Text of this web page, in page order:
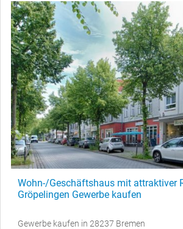
Wohn-/Geschäftshaus mit attraktiver
Gröpelingen Gewerbe kaufen
Gewerbe kaufen in 28237 Bremen